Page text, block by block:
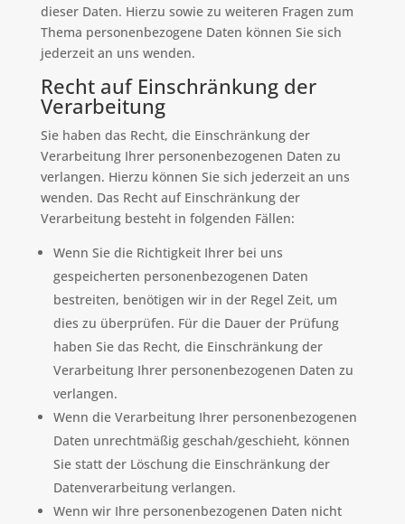
dieser Daten. Hierzu sowie zu weiteren Fragen zum
Thema personenbezogene Daten können Sie sich
jederzeit an uns wenden.
Recht auf Einschränkung der
Verarbeitung
Sie haben das Recht, die Einschränkung der
Verarbeitung Ihrer personenbezogenen Daten zu
verlangen. Hierzu können Sie sich jederzeit an uns
wenden. Das Recht auf Einschränkung der
Verarbeitung besteht in folgenden Fällen:
Wenn Sie die Richtigkeit Ihrer bei uns
gespeicherten personenbezogenen Daten
bestreiten, benötigen wir in der Regel Zeit, um
dies zu überprüfen. Für die Dauer der Prüfung
haben Sie das Recht, die Einschränkung der
Verarbeitung Ihrer personenbezogenen Daten zu
verlangen.
Wenn die Verarbeitung Ihrer personenbezogenen
Daten unrechtmäßig geschah/geschieht, können
Sie statt der Löschung die Einschränkung der
Datenverarbeitung verlangen.
Wenn wir Ihre personenbezogenen Daten nicht